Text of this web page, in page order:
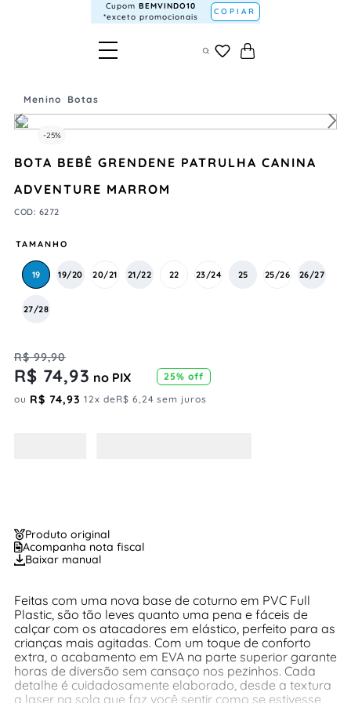
Cupom BEMVINDO10
*exceto promocionais
COPIAR
Menino Botas
-25%
BOTA BEBÊ GRENDENE PATRULHA CANINA
ADVENTURE MARROM
COD: 6272
TAMANHO
19 19/20 20/21 21/22 22 23/24 25 25/26 26/27
27/28
R$ 99,90
R$ 74,93 no PIX 25% off
ou R$ 74,93 12x deR$ 6, 24 sem juros
Produto original
Acompanha nota fiscal
Baixar manual
Feitas com uma nova base de coturno em PVC Full
Plastic, são tão leves quanto uma pena e fáceis de
calçar com os atacadores em elástico, perfeito para as
crianças mais agitadas. Com um toque de conforto
extra, o acabamento em EVA na parte superior garante
horas de diversão sem cansaço nos pezinhos. Cada
detalhe é cuidadosamente elaborado, desde a textura
a laser na sola que faz você sentir como se estivesse